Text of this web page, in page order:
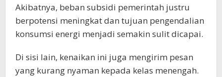
Akibatnya, beban subsidi pemerintah justru
berpotensi meningkat dan tujuan pengendalian
konsumsi energi menjadi semakin sulit dicapai.
Di sisi lain, kenaikan ini juga mengirim pesan
yang kurang nyaman kepada kelas menengah.